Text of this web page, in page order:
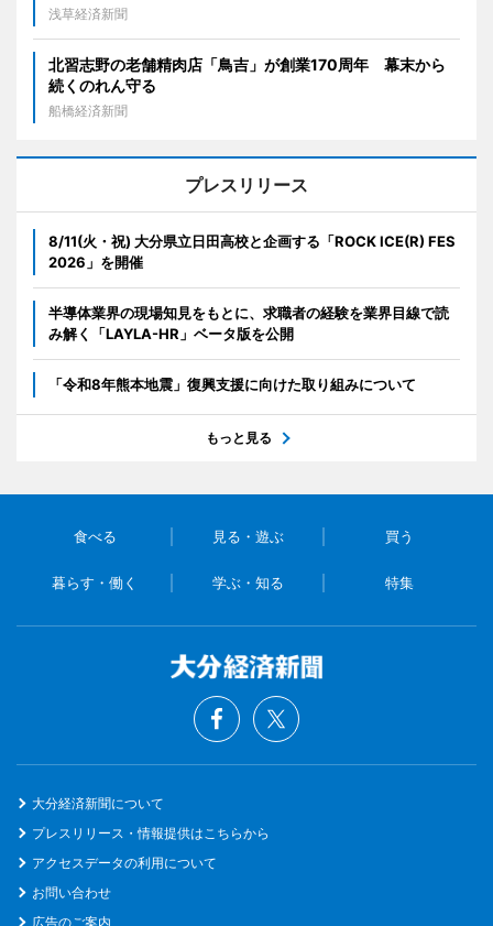
浅草経済新聞
北習志野の老舗精肉店「鳥吉」が創業170周年 幕末から
続くのれん守る
船橋経済新聞
プレスリリース
8/11(火・祝) 大分県立日田高校と企画する「ROCK ICE(R) FES
2026」を開催
半導体業界の現場知見をもとに、求職者の経験を業界目線で読
み解く「LAYLA-HR」ベータ版を公開
「令和8年熊本地震」復興支援に向けた取り組みについて
もっと見る
食べる 見る・遊ぶ 買う
暮らす・働く 学ぶ・知る 特集
大分経済新聞について
プレスリリース・情報提供はこちらから
アクセスデータの利用について
お問い合わせ
広告のご案内